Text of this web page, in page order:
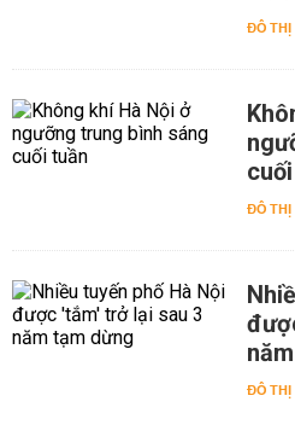
ĐÔ THỊ
ĐÔ THỊ
ĐÔ THỊ